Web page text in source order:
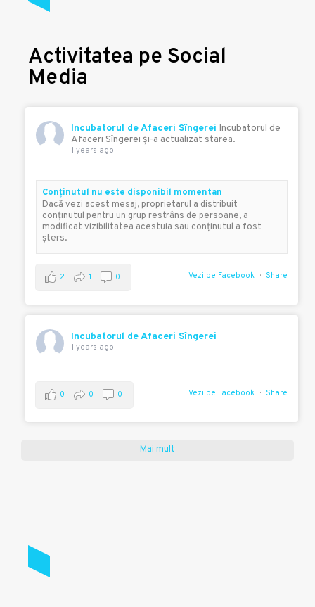
Activitatea pe Social
Media
Incubatorul de Afaceri Sîngerei Incubatorul de
Afaceri Sîngerei şi-a actualizat starea.
1 years ago
Conţinutul nu este disponibil momentan
Dacă vezi acest mesaj, proprietarul a distribuit
conţinutul pentru un grup restrâns de persoane, a
modificat vizibilitatea acestuia sau conţinutul a fost
şters.
Vezi pe Facebook Share
2 1 0
Incubatorul de Afaceri Sîngerei
1 years ago
Vezi pe Facebook Share
0 0 0
Mai mult